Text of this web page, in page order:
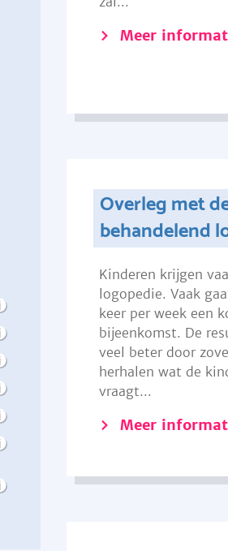
Meer
Overleg met
behandelend
Kinderen krijgen
logopedie. Vaak
keer per week een
bijeenkomst. De
veel beter door
herhalen wat de
vraagt...
Meer